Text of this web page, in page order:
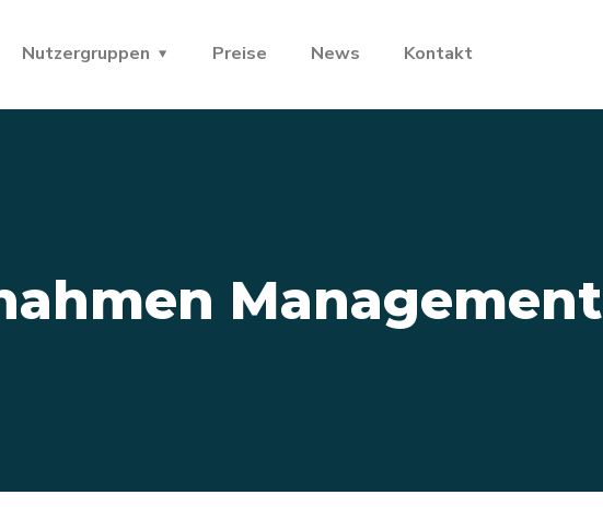
Nutzergruppen Preise News Kontakt
Management